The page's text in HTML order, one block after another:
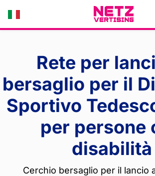
Rete per
bersaglio per il
Sportivo
per persone
disabilità
Cerchio bersaglio per il lancio